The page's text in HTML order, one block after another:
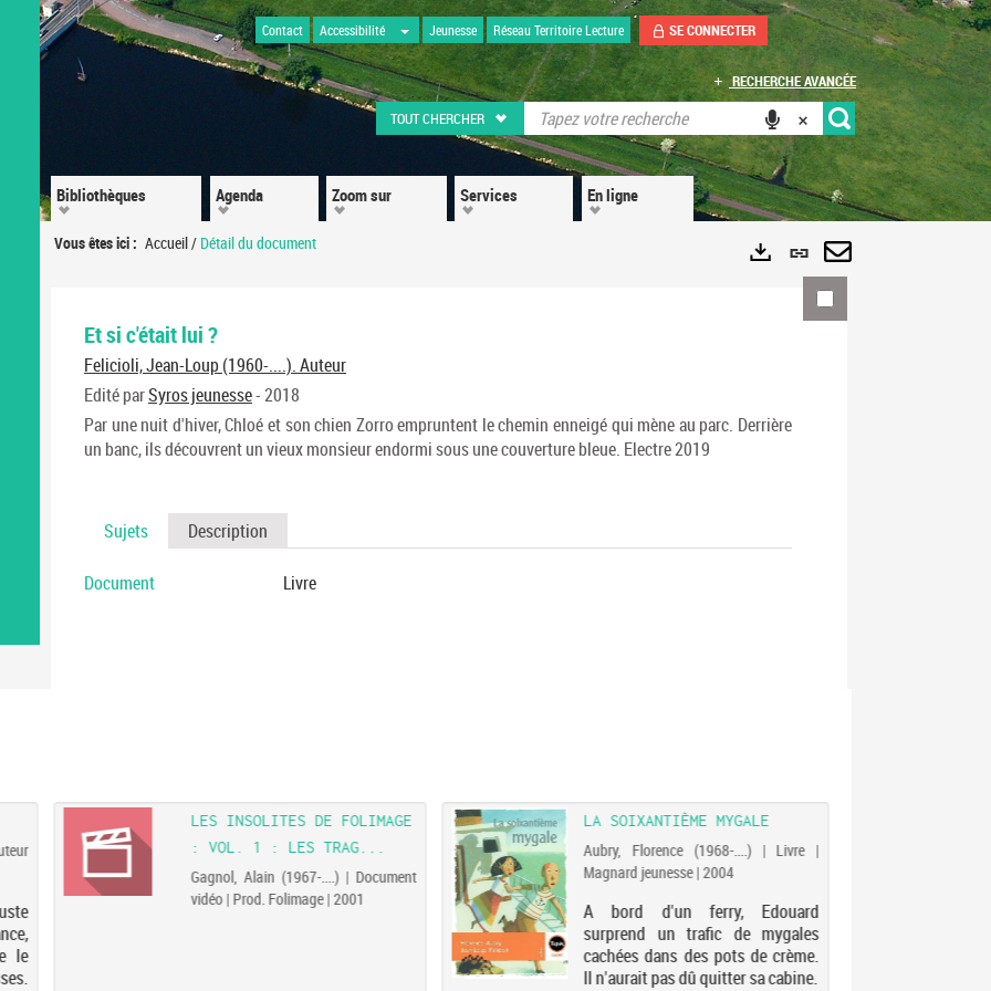
Contact Accessibilité Jeunesse Réseau Territoire Lecture SE CONNECTER
TOUT CHERCHER
RECHERCHE AVANCÉE
Vous êtes ici : Accueil/ Détail du document
Bibliothèques Agenda Zoom sur Services En ligne
Et si c'était lui ?
Felicioli, Jean-Loup (1960-....). Auteur
Edité parSyros jeunesse- 2018
Par une nuit d'hiver, Chloé et son chien Zorro empruntent le chemin enneigé qui mène au parc. Derrière
un banc, ils découvrent un vieux monsieur endormi sous une couverture bleue. Electre 2019
Sujets Description
Document Livre
Exports
Lien
permanent
(Nouvelle
Envoyer
par
LES INSOLITES DE FOLIMAGE
: VOL. 1 : LES TRAG...
Gagnol, Alain (1967-....) | Document
vidéo | Prod. Folimage | 2001
LA SOIXANTIÈME MYGALE
Aubry, Florence (1968-....) | Livre |
Magnard jeunesse | 2004
A bord d'un ferry, Edouard
surprend un trafic de mygales
cachées dans des pots de crème.
Il n'aurait pas dû quitter sa cabine.
le